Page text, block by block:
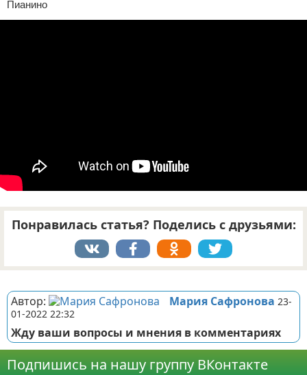
Отказ от ответственности
Пианино
Понравилась статья? Поделись с друзьями:
Автор: Мария Сафронова 23-
01-2022 22:32
Жду ваши вопросы и мнения в комментариях
Подпишись на нашу группу ВКонтакте